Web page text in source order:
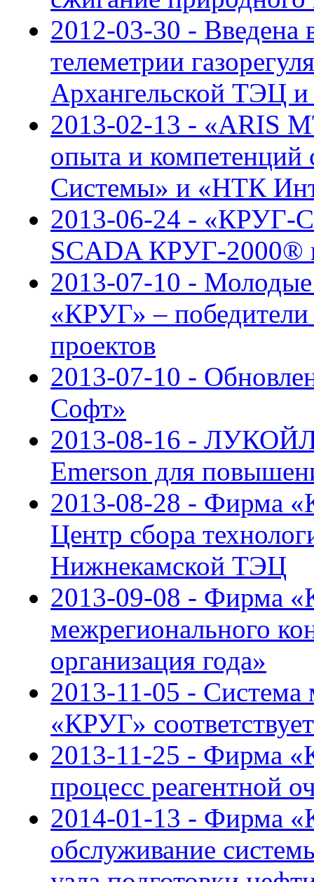
2012-03-30 - Введена
телеметрии
Архангельской ТЭЦ
2013-02-13 - «ARIS
опыта и компетенций
Системы» и «НТК
2013-06-24 - «КРУГ-
SCADA КРУГ-2000®
2013-07-10 -
«КРУГ» –
проектов
2013-07-10 -
Софт»
2013-08-16 - ЛУКОЙЛ
Emerson для
2013-08-28 - Фирма
Центр сбора
Нижнекамской ТЭЦ
2013-09-08 - Фирма
межрегионального
организация года»
2013-11-05 -
«КРУГ»
2013-11-25 - Фирма
процесс реагентной
2014-01-13 - Фирма
обслуживание